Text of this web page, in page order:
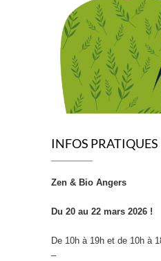
INFOS PRATIQUES
Zen & Bio Angers
Du 20 au 22 mars 2026 !
De 10h à 19h et de 10h à
–